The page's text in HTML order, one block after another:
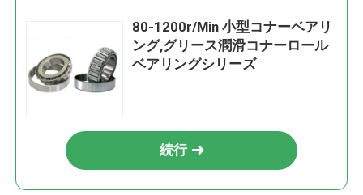
80-1200r/Min 小型コナーベアリ
ング,グリース潤滑コナーロール
ベアリングシリーズ
続行